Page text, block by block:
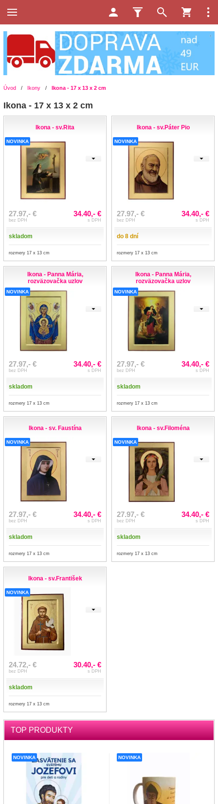
Úvod / Ikony / Ikona - 17 x 13 x 2 cm
Ikona - 17 x 13 x 2 cm
Ikona - sv.Rita
NOVINKA
27.97,- €
bez DPH
34.40,- €
s DPH
skladom
rozmery 17 x 13 cm
Ikona - sv.Páter Pio
NOVINKA
27.97,- €
bez DPH
34.40,- €
s DPH
do 8 dní
rozmery 17 x 13 cm
Ikona - Panna Mária,
rozväzovačka uzlov
NOVINKA
27.97,- €
bez DPH
34.40,- €
s DPH
skladom
rozmery 17 x 13 cm
Ikona - Panna Mária,
rozväzovačka uzlov
NOVINKA
27.97,- €
bez DPH
34.40,- €
s DPH
skladom
rozmery 17 x 13 cm
Ikona - sv. Faustína
NOVINKA
27.97,- €
bez DPH
34.40,- €
s DPH
skladom
rozmery 17 x 13 cm
Ikona - sv.Filoména
NOVINKA
27.97,- €
bez DPH
34.40,- €
s DPH
skladom
rozmery 17 x 13 cm
Ikona - sv.František
NOVINKA
24.72,- €
bez DPH
30.40,- €
s DPH
skladom
rozmery 17 x 13 cm
TOP PRODUKTY
NOVINKA NOVINKA